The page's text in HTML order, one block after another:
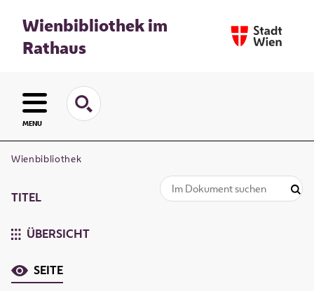
Wienbibliothek im
Rathaus
MENU
Wienbibliothek
TITEL
ÜBERSICHT
SEITE